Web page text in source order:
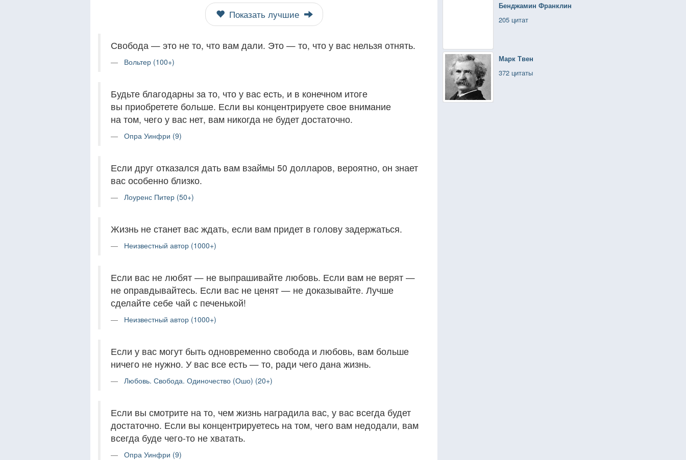
Бенджамин Франклин
205 цитат
Марк Твен
372 цитаты
Показать лучшие
Свобода — это не то, что вам дали. Это — то, что у вас нельзя отнять.
Вольтер (100+)
Будьте благодарны за то, что у вас есть, и в конечном итоге
вы приобретете больше. Если вы концентрируете свое внимание
на том, чего у вас нет, вам никогда не будет достаточно.
Опра Уинфри (9)
Если друг отказался дать вам взаймы 50 долларов, вероятно, он знает
вас особенно близко.
Лоуренс Питер (50+)
Жизнь не станет вас ждать, если вам придет в голову задержаться.
Неизвестный автор (1000+)
Если вас не любят — не выпрашивайте любовь. Если вам не верят —
не оправдывайтесь. Если вас не ценят — не доказывайте. Лучше
сделайте себе чай с печенькой!
Неизвестный автор (1000+)
Если у вас могут быть одновременно свобода и любовь, вам больше
ничего не нужно. У вас все есть — то, ради чего дана жизнь.
Любовь. Свобода. Одиночество (Ошо) (20+)
Если вы смотрите на то, чем жизнь наградила вас, у вас всегда будет
достаточно. Если вы концентрируетесь на том, чего вам недодали, вам
всегда буде чего-то не хватать.
Опра Уинфри (9)